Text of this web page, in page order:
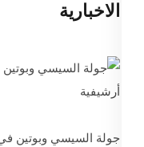
الاخبارية
جولة السيسي وبوتين